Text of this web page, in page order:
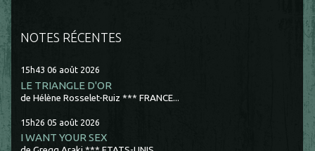
NOTES RÉCENTES
15h43 06 août 2026
LE TRIANGLE D'OR
de Hélène Rosselet-Ruiz *** FRANCE...
15h26 05 août 2026
I WANT YOUR SEX